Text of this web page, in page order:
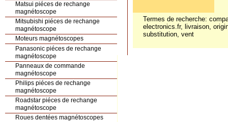
Matsui piéces de rechange
magnétoscope
Mitsubishi piéces de rechange
magnétoscope
Moteurs magnétoscopes
Panasonic piéces de rechange
magnétoscope
Panneaux de commande
magnétoscope
Philips piéces de rechange
magnétoscope
Roadstar piéces de rechange
magnétoscope
Roues dentées magnétoscopes
Termes de recherche:
electronics.fr, livraison,
substitution, vent